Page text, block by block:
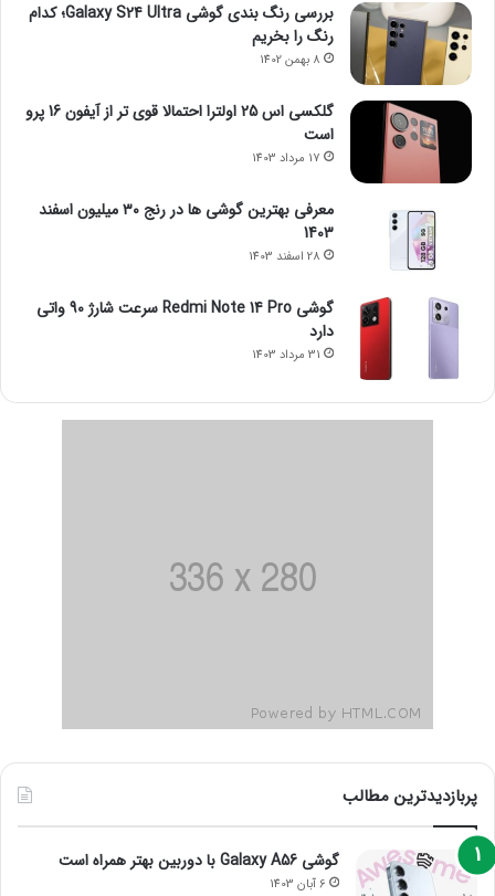
بررسی رنگ بندی گوشی Galaxy S24 Ultra؛ کدام
رنگ را بخریم
8 بهمن 1402
گلکسی اس 25 اولترا احتمالا قوی تر از آیفون 16 پرو
است
17 مرداد 1403
معرفی بهترین گوشی ها در رنج ۳۰ میلیون اسفند
1403
28 اسفند 1403
گوشی Redmi Note 14 Pro سرعت شارژ 90 واتی
دارد
31 مرداد 1403
پربازدیدترین مطالب
گوشی Galaxy A56 با دوربین بهتر همراه است
6 آبان 1403